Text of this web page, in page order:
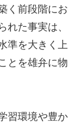
く前段階にお
れた事実は、
準を大きく上
とを雄弁に物
習環境や豊か